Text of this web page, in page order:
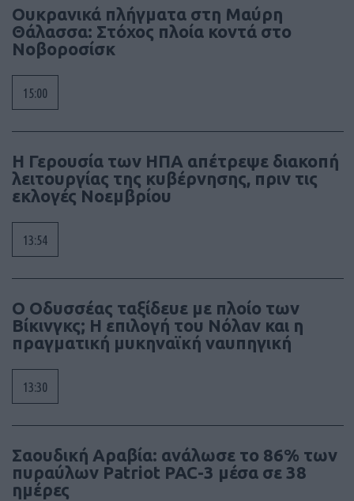
Ουκρανικά πλήγματα στη Μαύρη
Θάλασσα: Στόχος πλοία κοντά στο
Νοβοροσίσκ
15:00
Η Γερουσία των ΗΠΑ απέτρεψε διακοπή
λειτουργίας της κυβέρνησης, πριν τις
εκλογές Νοεμβρίου
13:54
Ο Οδυσσέας ταξίδευε με πλοίο των
Βίκινγκς; Η επιλογή του Νόλαν και η
πραγματική μυκηναϊκή ναυπηγική
13:30
Σαουδική Αραβία: ανάλωσε το 86% των
πυραύλων Patriot PAC-3 μέσα σε 38
ημέρες